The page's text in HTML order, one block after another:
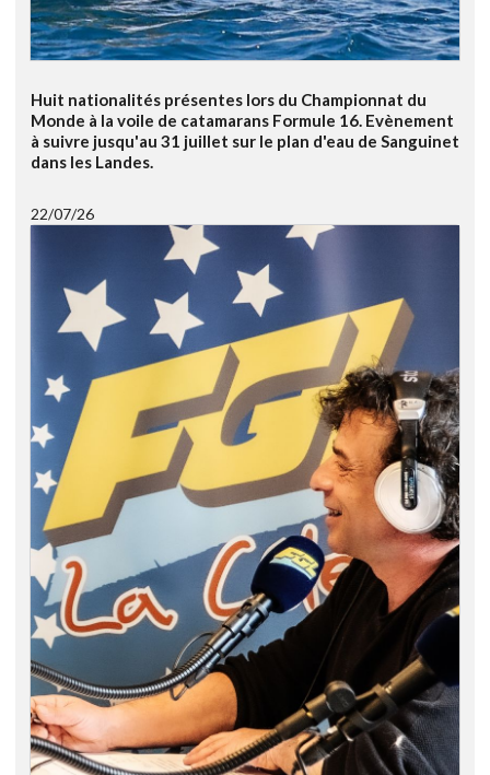
Huit nationalités présentes lors du Championnat du
Monde à la voile de catamarans Formule 16. Evènement
à suivre jusqu'au 31 juillet sur le plan d'eau de Sanguinet
dans les Landes.
22/07/26